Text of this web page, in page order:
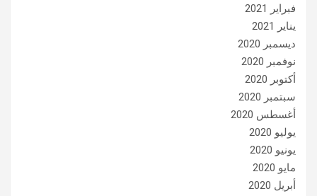
فبراير 2021
يناير 2021
ديسمبر 2020
نوفمبر 2020
أكتوبر 2020
سبتمبر 2020
أغسطس 2020
يوليو 2020
يونيو 2020
مايو 2020
أبريل 2020